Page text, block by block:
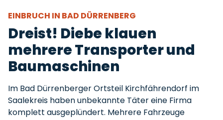
EINBRUCH IN BAD DÜRRENBERG
Dreist! Diebe klauen
mehrere Transporter und
Baumaschinen
Im Bad Dürrenberger Ortsteil Kirchfährendorf im
Saalekreis haben unbekannte Täter eine Firma
komplett ausgeplündert. Mehrere Fahrzeuge